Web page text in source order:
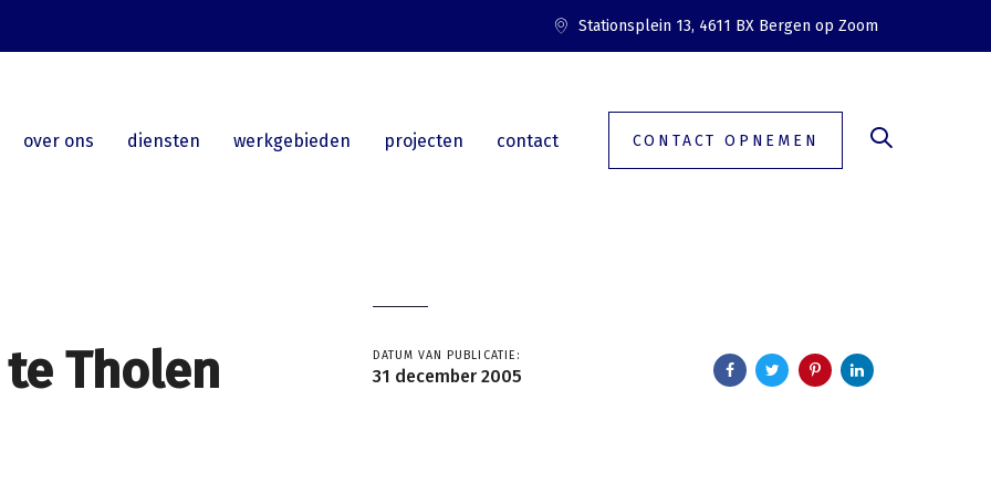
Stationsplein 13, 4611 BX Bergen op Zoom
over ons diensten werkgebieden projecten contact CONTACT OPNEMEN
Tholen DATUM VAN PUBLICATIE:
31 december 2005